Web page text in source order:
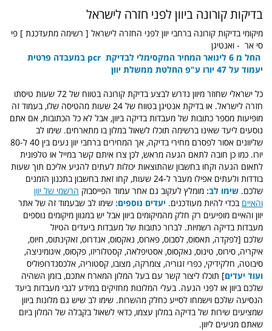
בדיקות קורונה ביוון לפני חזרה לישראל
מיקומי בדיקות קורונה ברחבי יוון לפני החזרה לישראל [ רשימה מתעדכנת ] פי
סי אר - ואנטיגן
החל מ 6 לינואר המחיר המקסימלי לבדיקת pcr במעבדה פרטית
יעמוד על 47 יורו ע"פ החלטת ממשלת יוון
כל ישראלי שחוזר מיוון נדרש לבצע בדיקת קורונה בטווח של 72 שעות טיסתו
חזרה לישראל. או בדיקת אנטיגן בטווח של 24 שעות מהטיסה שלו, בעמוד זה
מופיעות מספר כתובות של מעבדות בדיקה ביוון, אבל לא כל הכתובות, אם אתם
נוסעים ליעד שאינו ברשימה תוכלו לשאול במלון בו מתארחים. שימו לב
שליוונים אסור לפסרם מחירי בדיקה, אך המחירים ברחבי יוון נעים בין 40 ל-80
יורו. כמו כן חובה לתאם הגעה מראש, לכן צרו איתם קשר במייל או טלפונית
לתאום הגעה וקחו בחשבון שהתוצאות יכולות לעתים להגיע אליכם תוך שעות
בודדות ולעתים אפילו מעבר ל-24 שעות, קחו זאת בחשבון בתכנון הזמנים
שלכם. שימו לב: מומלץ לעקוב גם אחר עמוד הפייסבוק הרשמי של יוון
והאיים בכדי להיות מעודכנים. יעדים נוספים: שימו לב שבעמוד זה של אתר
יוון והאיים מופיעים רק חלק מהמיקומים ביוון אבל יש במגוון מיקומים נוספים
מעבדות בדיקה רשמיות. לברור כתובות של מעבדות ביעדים הטיול
שלכם [לפקדה, תאסוס, לסבוס, פארוס, נאקסוס, אנדרוס, זאקינתוס, חיוס,
איקריה, סירוס, טינוס, נאקסוס, אסטיפלאה, קסטלוריזו, פקסוס, איגומיניצה,
סיבוטה, חלקידיקי, כפרי זגוריה, צומרקה, מצובו, קסטוריה, אלכסנדרופוליס
ועוד יעדים] תוכלו ליצור קשר עם בעל המלון המארח אתכם, בזמן השהיה
שלכם ביוון או לפני הגעה. בעלי המלונות מחזיקים במידע לגבי מעבדות ביעד
הנסיעה שלכם וישמחו לסייע כחלק מהשרות. שימו לב שיש גם מלונות ביוון
שמציעים שירות של בדיקה במלון עצמו, כדאי לשאול בקבלה של המלון ביום
שאתם מגיעים ליוון.